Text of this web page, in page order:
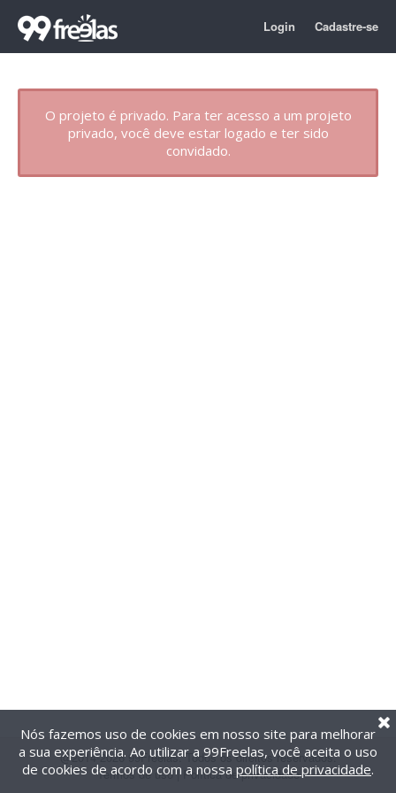
Login Cadastre-se
O projeto é privado. Para ter acesso a um projeto
privado, você deve estar logado e ter sido
convidado.
@2014-2026 99Freelas. Todos os direitos reservados.
Termos de uso| Política de privacidade
Nós fazemos uso de cookies em nosso site para melhorar
a sua experiência. Ao utilizar a 99Freelas, você aceita o uso
de cookies de acordo com a nossa política de privacidade.